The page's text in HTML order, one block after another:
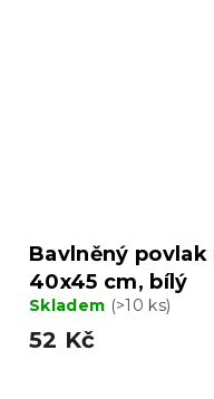
Bavlněný povlak
40x45 cm, bílý
Skladem (>10 ks)
52 Kč